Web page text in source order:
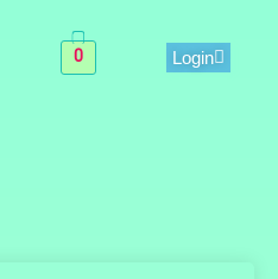
0 Login